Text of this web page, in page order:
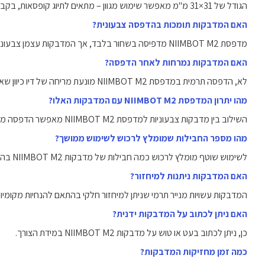
הגודל של 31×31 מ"מ מאפשר שימוש מגוון – מתאים לתיוג קופסאות, בקבוקים ומוצרים קטנים.
האם המדבקות תומכות בהדפסה צבעונית?
מדפסת NIIMBOT M2 מדפיסה בשחור בלבד, אך המדבקות עצמן צבעוניות.
האם המדבקות נמרחות לאחר הדפסה?
לא, הדפסה תרמית במדפסת NIIMBOT M2 מונעת מריחה של דיו כיוון שאין שימוש בדיו כלל.
מהו יתרון המדפסת NIIMBOT M2 עם המדבקות האלו?
השילוב בין מדבקות צבעוניות למדפסת NIIMBOT M2 מאפשר הדפסה מדויקת ואלגנטית.
מהו מספר החבילות שמומלץ לרכוש לשימוש ממושך?
לשימוש שוטף מומלץ לרכוש כמה חבילות של מדבקות NIIMBOT M2 בהתאם לצריכה.
האם המדבקות ניתנות למיחזור?
המדבקות עשויות מנייר תרמי שניתן למיחזור חלקי בהתאם להנחיות
האם ניתן לכתוב על המדבקות ידנית?
כן, ניתן לכתוב בעט או טוש על מדבקות NIIMBOT M2 במידת הצורך.
כמה זמן מחזיקות המדבקות?